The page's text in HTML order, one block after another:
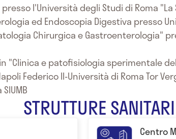
l'Università degli Studi di Roma "La
ed Endoscopia Digestiva presso
Chirurgica e Gastroenterologia"
"Clinica e patofisiologia sperimentale
Federico II-Università di Roma Tor
STRUTTURE
Centro